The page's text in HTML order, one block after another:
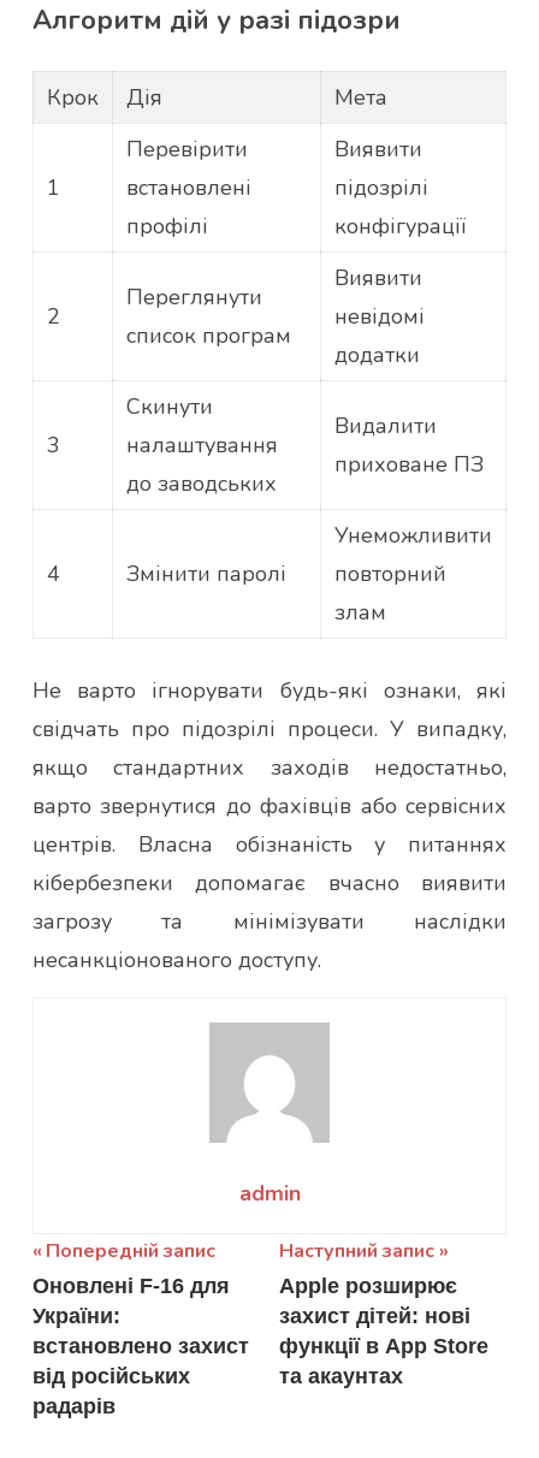
Алгоритм дій у разі підозри
Крок Дія Мета
1
Перевірити
встановлені
профілі
Виявити
підозрілі
конфігурації
2
Переглянути
список програм
Виявити
невідомі
додатки
3
Скинути
налаштування
до заводських
Видалити
приховане ПЗ
4 Змінити паролі
Унеможливити
повторний
злам
Не варто ігнорувати будь-які ознаки, які
свідчать про підозрілі процеси. У випадку,
якщо стандартних заходів недостатньо,
варто звернутися до фахівців або сервісних
центрів. Власна обізнаність у питаннях
кібербезпеки допомагає вчасно виявити
загрозу та мінімізувати наслідки
несанкціонованого доступу.
admin
Навігація
записів
Попередній запис
Оновлені F-16 для
України:
встановлено захист
від російських
радарів
Наступний запис
Apple розширює
захист дітей: нові
функції в App Store
та акаунтах